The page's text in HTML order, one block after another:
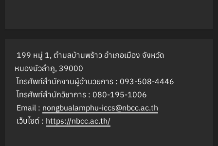
199 หมู่ 1, ตำบลบ้านพร้าว อำเภอเมือง จังหวัด
หนองบัวลำภู, 39000
โทรศัพท์สำนักงานผู้อำนวยการ : 093-508-4446
โทรศัพท์สำนักวิชาการ : 080-195-1006
Email : nongbualamphu-iccs@nbcc.ac.th
เว็บไซต์ : https://nbcc.ac.th/